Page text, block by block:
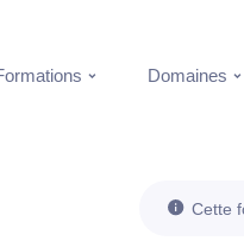
Domaines
Cette